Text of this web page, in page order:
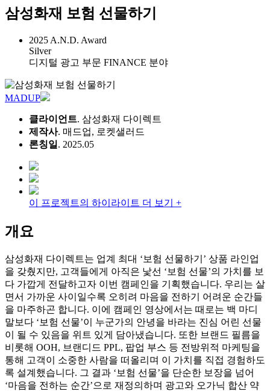
삼성화재 보험 선물하기
2025 A.N.D. Award
Silver
디지털 광고 부문 FINANCE 분야
MADUP
클라이언트. 삼성화재 다이렉트
제작사. 매드업, 로켓샐러드
론칭일 . 2025.05
이 프로젝트의 하이라이트 더 보기 +
개요
삼성화재 다이렉트는 업계 최대 ‘보험 선물하기’ 상품 라인업
을 갖췄지만, 고객들에게 아직은 낯선 ‘보험 선물’의 가치를 보
다 가깝게 전달하고자 이번 캠페인을 기획했습니다. 우리는 살
면서 가까운 사이일수록 오히려 마음을 전하기 어려운 순간들
을 마주하곤 합니다. 이에 캠페인 영상에서는 때로는 백 마디
말보다 ‘보험 선물’이 누군가의 안녕을 바라는 진심 어린 선물
이 될 수 있음을 위트 있게 담아냈습니다. 또한 브랜드 필름을
비롯해 OOH, 브랜디드 PPL, 팝업 부스 등 전방위적 마케팅을
통해 고객이 소중한 사람을 떠올리며 이 가치를 직접 경험하도
록 설계했습니다. 그 결과 ‘보험 선물’을 단순한 보장을 넘어
‘마음을 전하는 순간’으로 재정의하며 광고와 오가닉 합산 약